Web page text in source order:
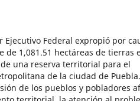
Ejecutivo Federal expropió por
1,081.51 hectáreas de tierras
una reserva territorial para el
de la ciudad de
de los pueblos y pobladores